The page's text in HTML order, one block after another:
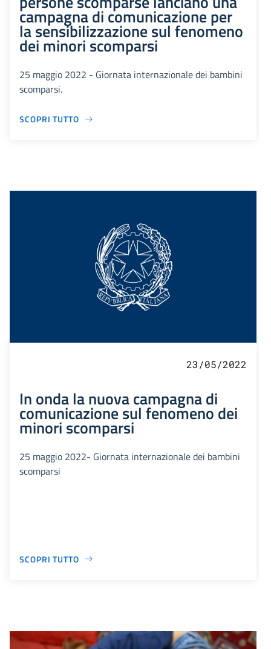
campagna di comunicazione per
la sensibilizzazione sul fenomeno
dei minori scomparsi
25 maggio 2022 - Giornata internazionale dei bambini
scomparsi.
SCOPRI TUTTO
23/05/2022
In onda la nuova campagna di
comunicazione sul fenomeno dei
minori scomparsi
25 maggio 2022- Giornata internazionale dei bambini
scomparsi
SCOPRI TUTTO